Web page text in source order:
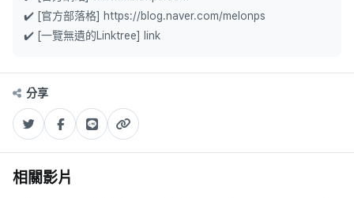
✔️ [官方部落格] https://blog.naver.com/melonps
✔️ [一覽無遺的Linktree] link
分享
相關影片